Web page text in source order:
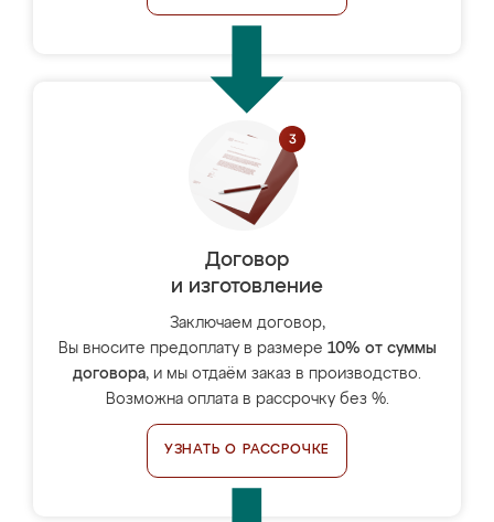
Договор
и изготовление
Заключаем договор,
Вы вносите предоплату в размере 10% от суммы
договора, и мы отдаём заказ в производство.
Возможна оплата в рассрочку без %.
УЗНАТЬ О РАССРОЧКЕ